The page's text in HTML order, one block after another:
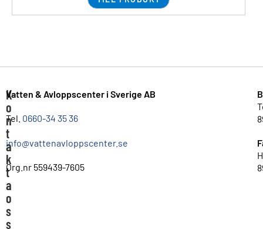
K
o
n
t
a
k
t
a
o
s
s
Vatten & Avloppscenter i Sverige AB
Tel. 0660-34 35 36
info@vattenavloppscenter.se
Org.nr 559439-7605